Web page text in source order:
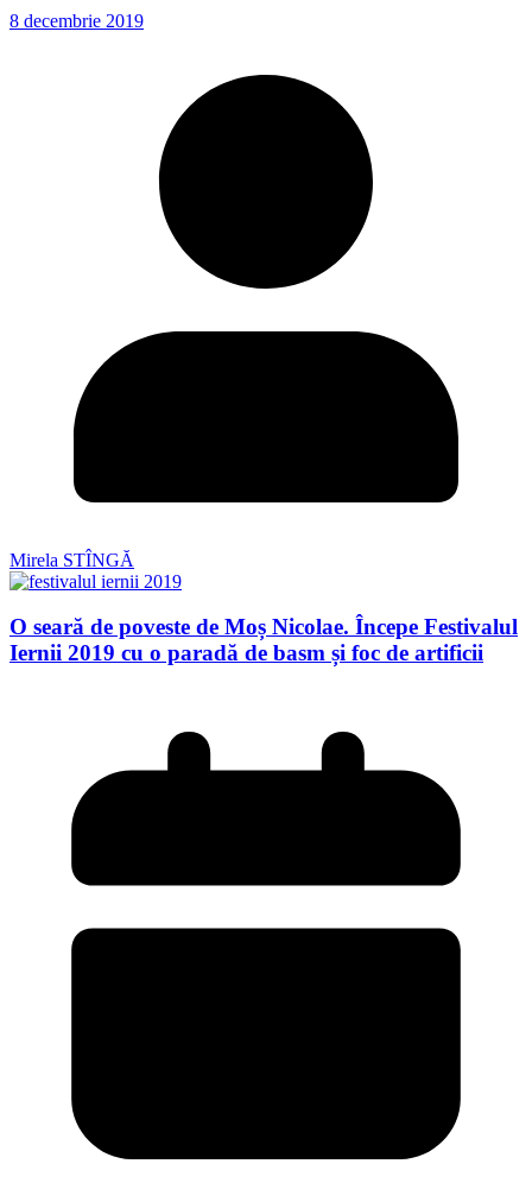
8 decembrie 2019
Mirela STÎNGĂ
O seară de poveste de Moș Nicolae. Începe Festivalul
Iernii 2019 cu o paradă de basm și foc de artificii